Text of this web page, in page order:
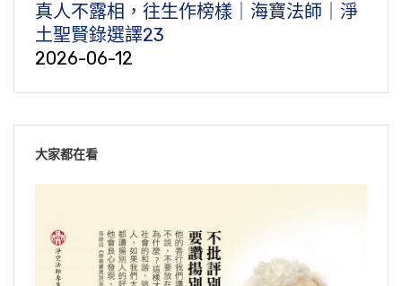
真人不露相，往生作榜樣｜海寶法師｜淨
土聖賢錄選譯23
2026-06-12
大家都在看